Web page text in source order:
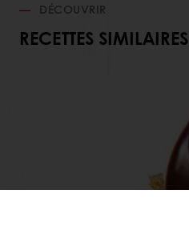
DÉCOUVRIR
RECETTES SIMILAIRES